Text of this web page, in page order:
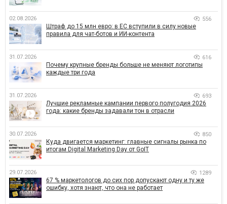
02.08.2026 556
Штраф до 15 млн евро: в ЕС вступили в силу новые
правила для чат-ботов и ИИ-контента
31.07.2026 616
Почему крупные бренды больше не меняют логотипы
каждые три года
31.07.2026 693
Лучшие рекламные кампании первого полугодия 2026
года: какие бренды задавали тон в отрасли
30.07.2026 850
Куда двигается маркетинг: главные сигналы рынка по
итогам Digital Marketing Day от GoIT
29.07.2026 1289
67 % маркетологов до сих пор допускают одну и ту же
ошибку, хотя знают, что она не работает